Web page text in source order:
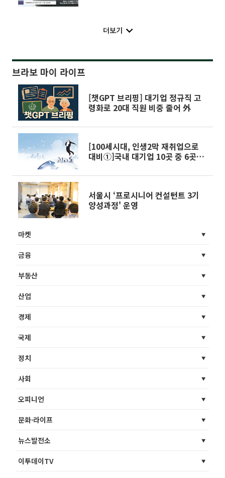
더보기
브라보 마이 라이프
[챗GPT 브리핑] 대기업 정규직 고
령화로 20대 직원 비중 줄어 外
[100세시대, 인생2막 재취업으로
대비①]국내 대기업 10곳 중 6곳
서울시 ‘프로시니어 컨설턴트 3기
양성과정' 운영
마켓
금융
부동산
산업
경제
국제
정치
사회
오피니언
문화·라이프
뉴스발전소
이투데이TV